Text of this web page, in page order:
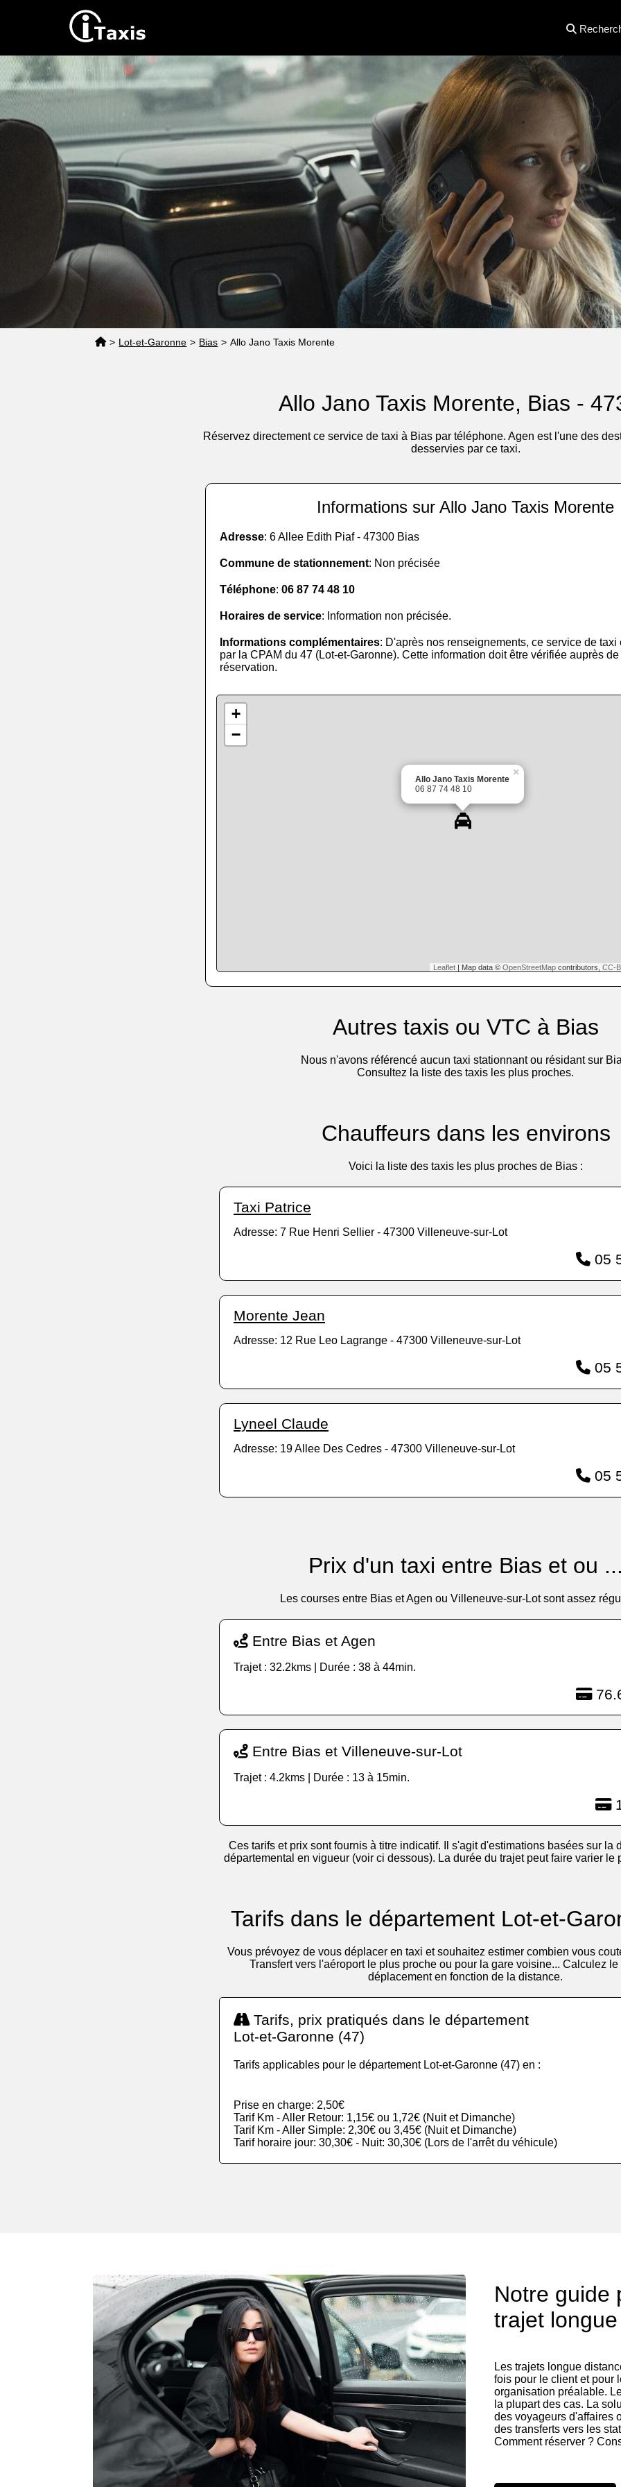
> Lot-et-Garonne > Bias > Allo Jano Taxis Morente
Allo Jano Taxis Morente, Bias -
Réservez directement ce service de taxi à Bias par téléphone. Agen est l'une des
desservies par ce taxi.
Informations sur Allo Jano Taxis Morente
Adresse: 6 Allee Edith Piaf - 47300 Bias
Commune de stationnement: Non précisée
Téléphone: 06 87 74 48 10
Horaires de service: Information non précisée.
Informations complémentaires: D'après nos renseignements, ce service de taxi
par la CPAM du 47 (Lot-et-Garonne). Cette information doit être vérifiée auprès
réservation.
Allo Jano Taxis Morente
06 87 74 48 10
×
+
−
Leaflet| Map data © OpenStreetMapcontributors, CC-
Autres taxis ou VTC à Bias
Nous n'avons référencé aucun taxi stationnant ou résidant sur
Consultez la liste des taxis les plus proches.
Chauffeurs dans les environs
Voici la liste des taxis les plus proches de Bias :
Taxi Patrice
Adresse: 7 Rue Henri Sellier - 47300 Villeneuve-sur-Lot
05
Morente Jean
Adresse: 12 Rue Leo Lagrange - 47300 Villeneuve-sur-Lot
05
Lyneel Claude
Adresse: 19 Allee Des Cedres - 47300 Villeneuve-sur-Lot
05
Prix d'un taxi entre Bias et ou ...
Les courses entre Bias et Agen ou Villeneuve-sur-Lot sont assez
Entre Bias et Agen
Trajet : 32.2kms | Durée : 38 à 44min.
Entre Bias et Villeneuve-sur-Lot
Trajet : 4.2kms | Durée : 13 à 15min.
Ces tarifs et prix sont fournis à titre indicatif. Il s'agit d'estimations basées sur la
départemental en vigueur (voir ci dessous). La durée du trajet peut faire varier le
Tarifs dans le département Lot-et-
Vous prévoyez de vous déplacer en taxi et souhaitez estimer combien vous
Transfert vers l'aéroport le plus proche ou pour la gare voisine... Calculez
déplacement en fonction de la distance.
Tarifs, prix pratiqués dans le département
Lot-et-Garonne (47)
Tarifs applicables pour le département Lot-et-Garonne (47) en :
Prise en charge: 2,50€
Tarif Km - Aller Retour: 1,15€ ou 1,72€ (Nuit et Dimanche)
Tarif Km - Aller Simple: 2,30€ ou 3,45€ (Nuit et Dimanche)
Tarif horaire jour: 30,30€ - Nuit: 30,30€ (Lors de l'arrêt du véhicule)
Notre guide
trajet
Les trajets longue
fois pour le client et pour
organisation préalable.
la plupart des cas. La
des voyageurs d'affaires
des transferts vers les
Comment réserver ?